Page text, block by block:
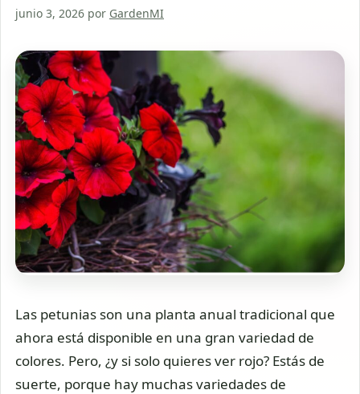
junio 3, 2026 por GardenMI
Las petunias son una planta anual tradicional que
ahora está disponible en una gran variedad de
colores. Pero, ¿y si solo quieres ver rojo? Estás de
suerte, porque hay muchas variedades de